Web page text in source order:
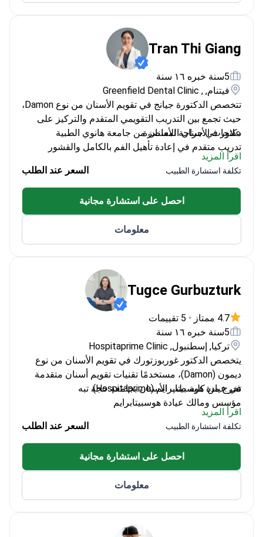
Tran Thi Giang
5سنة خبره ١٦ سنة
فيتنام, , Greenfield Dental Clinic
تتخصص الدكتورة جيانج في تقويم الأسنان من نوع Damon،
حيث تجمع بين التدريب التقويمي المتقدم والتركيز على
علاجات الأسنان المعاصرة.
دكتور في جراحة الأسنان من جامعة هانوي الطبية
تدريب متقدم في إعادة تأهيل الفم بالكامل والقشور
الخزفية (فينير)
أكملت الدورة الأساسية لزراعة الأسنان من أكاديمية
Dentium
شاركت في ندوات حول علاجات بقع الأسنان البيضاء
_doctor_8485_ سنوات من الخبرة المهنية في طب
اقرأ المزيد
تكلفة استشارة الطبيب السعر عند الطلب
احصل على استشارة مجانية
معلومات
Tugce Gurbuzturk
4.7 ممتاز •
5سنة خبره ١٦ سنة
تركيا, إسطنبول, Hospitaprime Clinic
يتخصص الدكتور غوربوزتورك في تقويم الأسنان من نوع
ديمون (Damon)، مستخدمًا تقنيات تقويم أسنان متقدمة
في عيادة هوسبيتابرايم (Hospitaprime).
تخرج من كلية طب الأسنان بجامعة حجة تبه
مؤسس ومالك عيادة هوسبيتابرايم
إسطنبول
يجيد اللغة الإنجليزية، ويقدم خدماته للمرضى الدوليين
اقرأ المزيد
تكلفة استشارة الطبيب السعر عند الطلب
احصل على استشارة مجانية
معلومات